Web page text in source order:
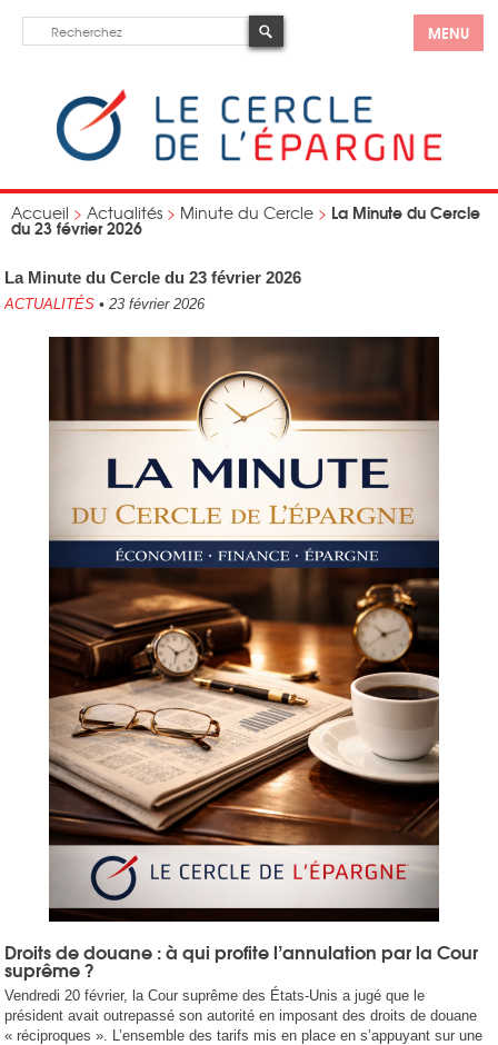
MENU
Accueil > Actualités > Minute du Cercle > La Minute du Cercle
du 23 février 2026
La Minute du Cercle du 23 février 2026
ACTUALITÉS • 23 février 2026
Droits de douane : à qui profite l’annulation par la Cour
suprême ?
Vendredi 20 février, la Cour suprême des États-Unis a jugé que le
président avait outrepassé son autorité en imposant des droits de douane
« réciproques ». L’ensemble des tarifs mis en place en s’appuyant sur une